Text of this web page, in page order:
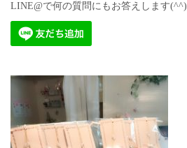
LINE@で何の質問にもお答えします(^^)